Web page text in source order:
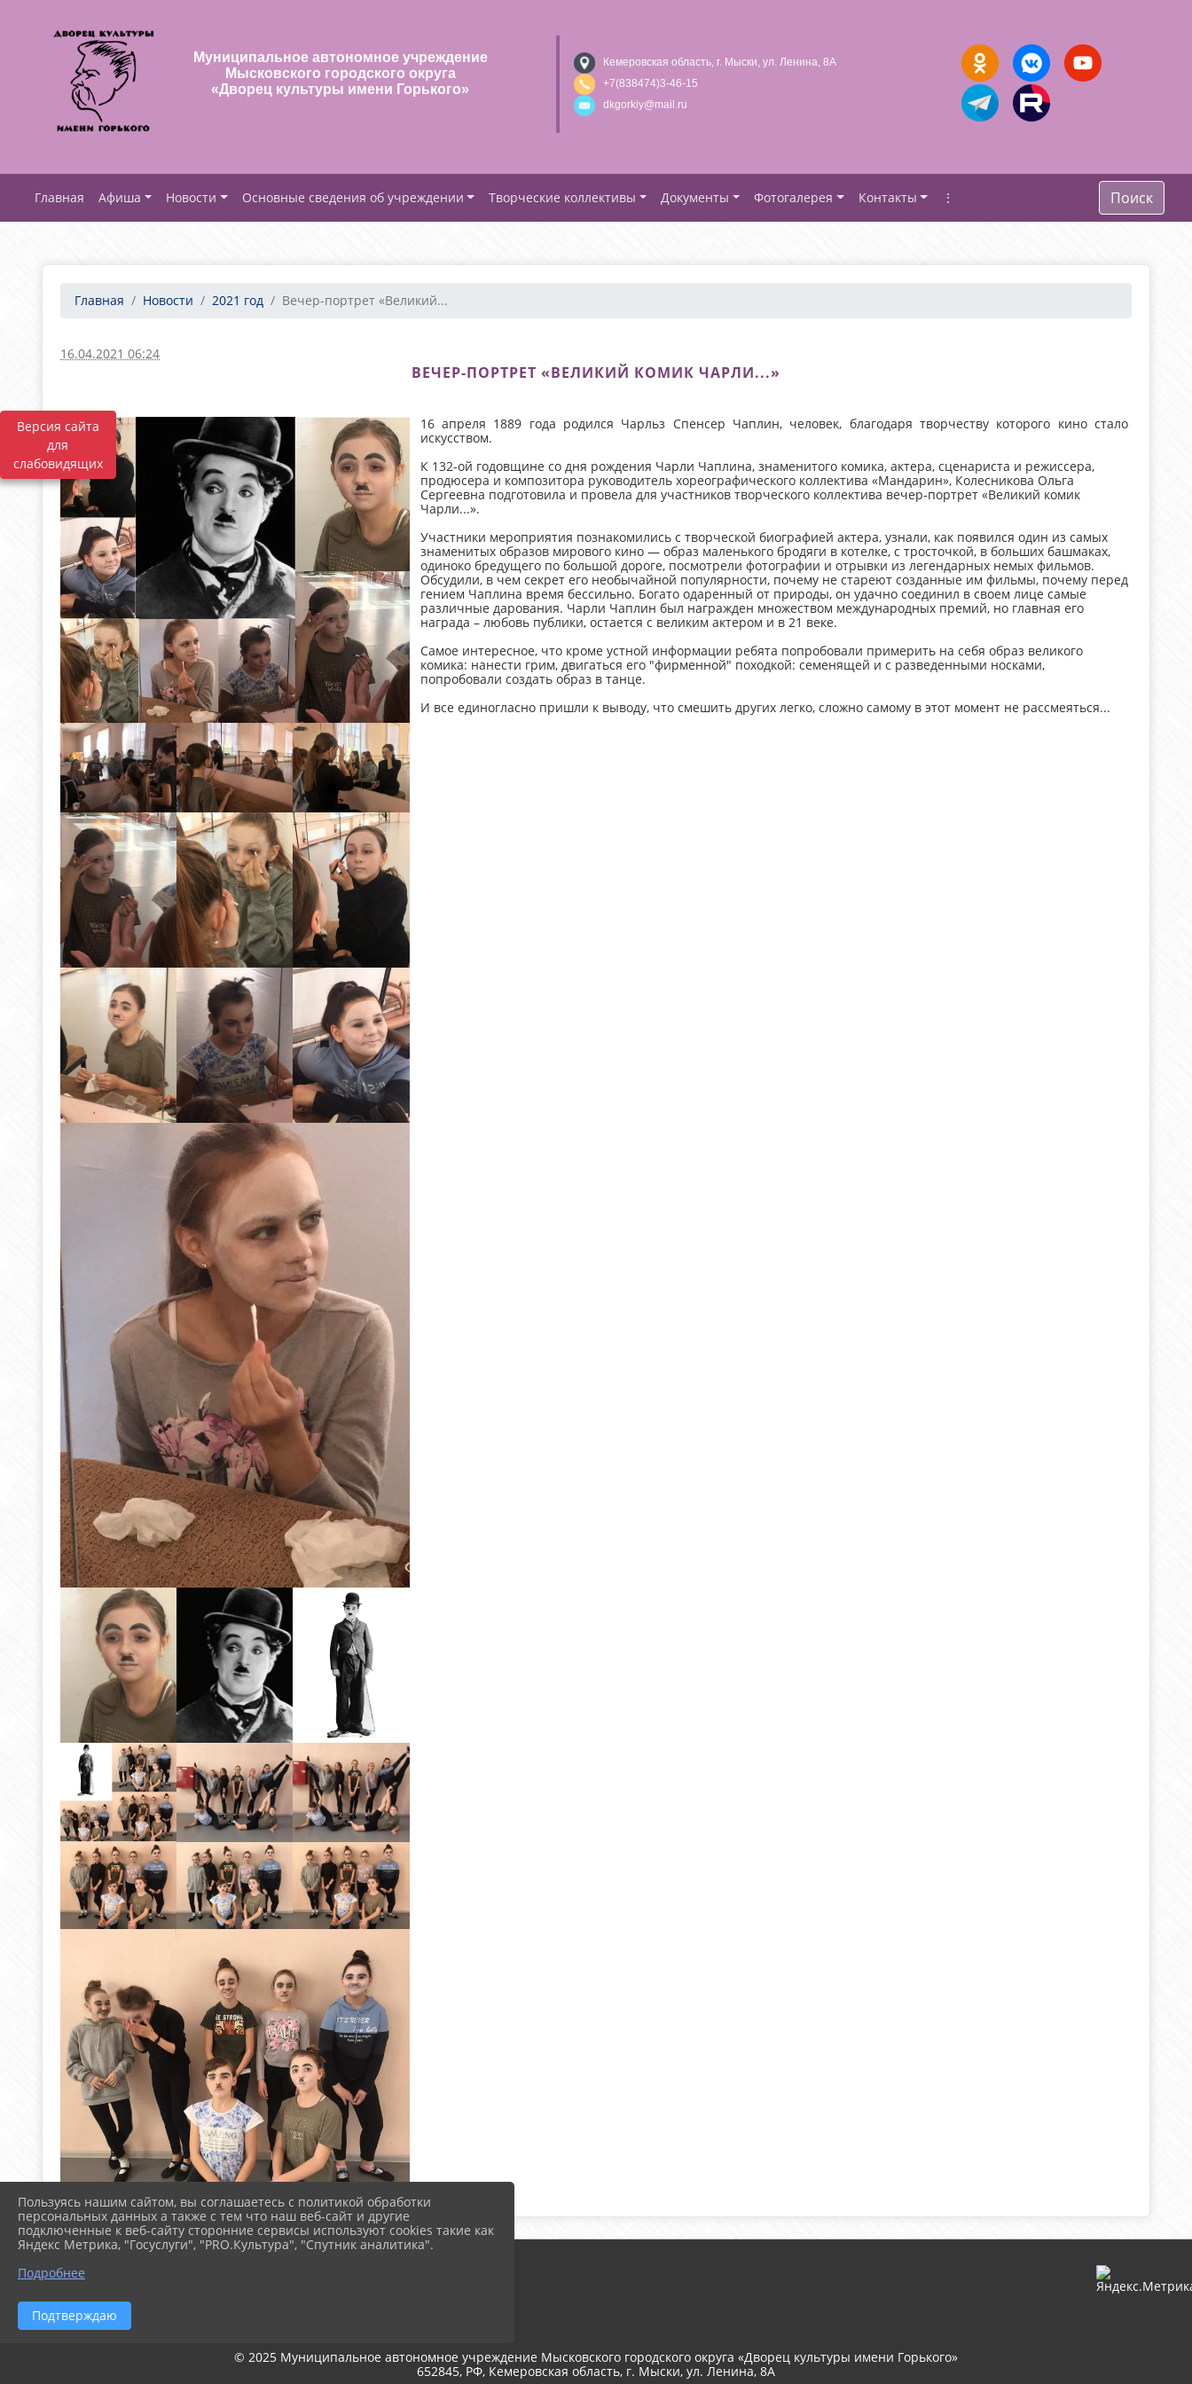
Версия сайта
для
слабовидящих
Муниципальное автономное учреждение
Мысковского городского округа
«Дворец культуры имени Горького»
Кемеровская область, г. Мыски, ул. Ленина, 8А
+7(838474)3-46-15
dkgorkiy@mail.ru
Афиша Новости Основные сведения об учреждении Творческие коллективы Документы Фотогалерея Контакты ⋮ Поиск
Главная Новости 2021 год Вечер-портрет «Великий...
16.04.2021 06:24
ВЕЧЕР-ПОРТРЕТ «ВЕЛИКИЙ КОМИК ЧАРЛИ...»
16 апреля 1889 года родился Чарльз Спенсер Чаплин, человек, благодаря творчеству которого кино стало
искусством.
К 132-ой годовщине со дня рождения Чарли Чаплина, знаменитого комика, актера, сценариста и режиссера,
продюсера и композитора руководитель хореографического коллектива «Мандарин», Колесникова Ольга
Сергеевна подготовила и провела для участников творческого коллектива вечер-портрет «Великий комик
Чарли...».
Участники мероприятия познакомились с творческой биографией актера, узнали, как появился один из самых
знаменитых образов мирового кино — образ маленького бродяги в котелке, с тросточкой, в больших башмаках,
одиноко бредущего по большой дороге, посмотрели фотографии и отрывки из легендарных немых фильмов.
Обсудили, в чем секрет его необычайной популярности, почему не стареют созданные им фильмы, почему перед
гением Чаплина время бессильно. Богато одаренный от природы, он удачно соединил в своем лице самые
различные дарования. Чарли Чаплин был награжден множеством международных премий, но главная его
награда – любовь публики, остается с великим актером и в 21 веке.
Самое интересное, что кроме устной информации ребята попробовали примерить на себя образ великого
комика: нанести грим, двигаться его "фирменной" походкой: семенящей и с разведенными носками,
попробовали создать образ в танце.
И все единогласно пришли к выводу, что смешить других легко, сложно самому в этот момент не рассмеяться...
© 2025 Муниципальное автономное учреждение Мысковского городского округа «Дворец культуры имени Горького»
652845, РФ, Кемеровская область, г. Мыски, ул. Ленина, 8A
Пользуясь нашим сайтом, вы соглашаетесь с политикой обработки
персональных данных а также с тем что наш веб-сайт и другие
подключенные к веб-сайту сторонние сервисы используют cookies такие как
Яндекс Метрика, "Госуслуги", "PRO.Культура", "Спутник аналитика".
Подробнее
Подтверждаю